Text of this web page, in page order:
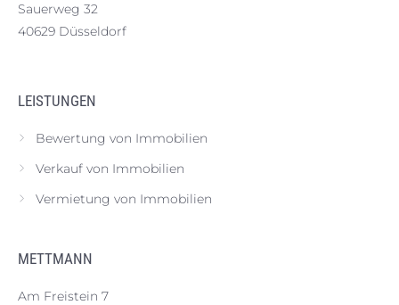
Sauerweg 32
40629 Düsseldorf
LEISTUNGEN
Bewertung von Immobilien
Verkauf von Immobilien
Vermietung von Immobilien
METTMANN
Am Freistein 7